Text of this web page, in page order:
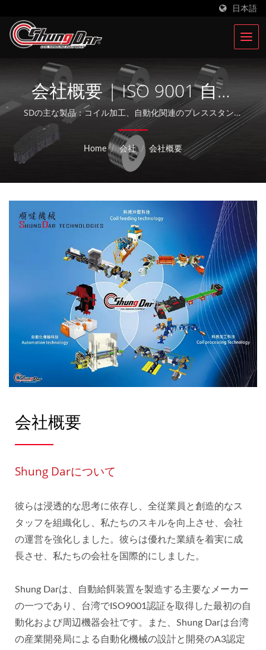
日本語
会社概要 | ISO 9001 自動
給餌装置メーカー | Shung
Dar Industrial Co., LTD.
SDの主な製品：コイル加工、自動化関連のプレススタンピ
ングライン。
Home / 会社 / 会社概要
会社概要
Shung Darについて
彼らは浸透的な思考に依存し、全従業員と創造的なス
タッフを組織化し、私たちのスキルを向上させ、会社
の運営を強化しました。彼らは優れた業績を着実に成
長させ、私たちの会社を国際的にしました。
Shung Darは、自動給餌装置を製造する主要なメーカー
の一つであり、台湾でISO9001認証を取得した最初の自
動化および周辺機器会社です。また、Shung Darは台湾
の産業開発局による自動化機械の設計と開発のA3認定